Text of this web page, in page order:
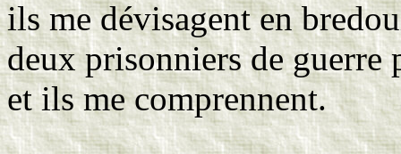
ils me dévisagent en
deux prisonniers de guerre
et ils me comprennent.